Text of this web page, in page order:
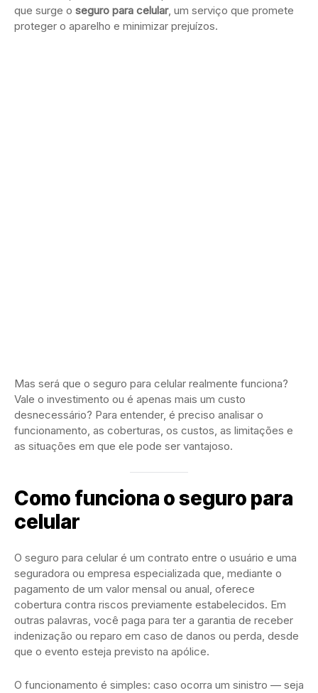
que surge o seguro para celular, um serviço que promete
proteger o aparelho e minimizar prejuízos.
Mas será que o seguro para celular realmente funciona?
Vale o investimento ou é apenas mais um custo
desnecessário? Para entender, é preciso analisar o
funcionamento, as coberturas, os custos, as limitações e
as situações em que ele pode ser vantajoso.
Como funciona o seguro para
celular
O seguro para celular é um contrato entre o usuário e uma
seguradora ou empresa especializada que, mediante o
pagamento de um valor mensal ou anual, oferece
cobertura contra riscos previamente estabelecidos. Em
outras palavras, você paga para ter a garantia de receber
indenização ou reparo em caso de danos ou perda, desde
que o evento esteja previsto na apólice.
O funcionamento é simples: caso ocorra um sinistro — seja